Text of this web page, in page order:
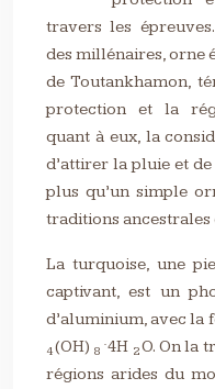
travers les
des millénaires, orne
de Toutankhamon,
protection et la
quant à eux, la
d’attirer la pluie et
plus qu’un simple
traditions ancestrales
La turquoise, une
captivant, est un
d’aluminium, avec
4(OH) 8 ·4H 2O. On la
régions arides du